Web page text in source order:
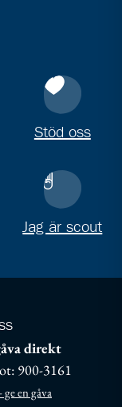
Stöd oss
Jag är scout
direkt
900-3161
ge en gåva